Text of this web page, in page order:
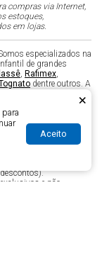
compras via Internet,
estoques,
em lojas.
especializados na
de grandes
, Rafimex,
dentre outros. A
. Comercializamos
cama
travesseiro,
virtual, você pode
10X sem juros nos
e não
×
Aceito